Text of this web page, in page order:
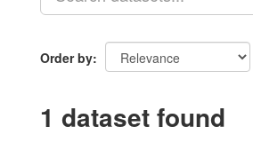
Order by
1 dataset found